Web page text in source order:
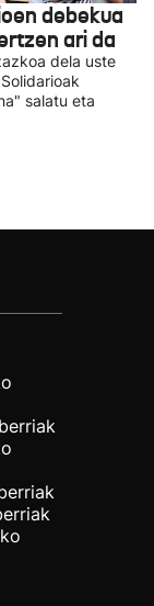
debekua
ari da
dela uste
salatu eta